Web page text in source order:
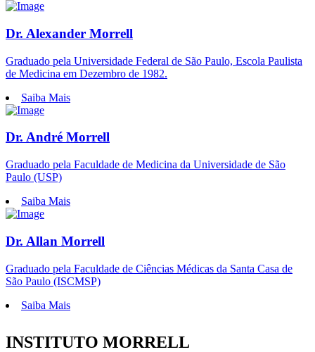
Dr. Alexander Morrell
Graduado pela Universidade Federal de São Paulo, Escola Paulista
de Medicina em Dezembro de 1982.
Saiba Mais
Dr. André Morrell
Graduado pela Faculdade de Medicina da Universidade de São
Paulo (USP)
Saiba Mais
Dr. Allan Morrell
Graduado pela Faculdade de Ciências Médicas da Santa Casa de
São Paulo (ISCMSP)
Saiba Mais
INSTITUTO MORRELL